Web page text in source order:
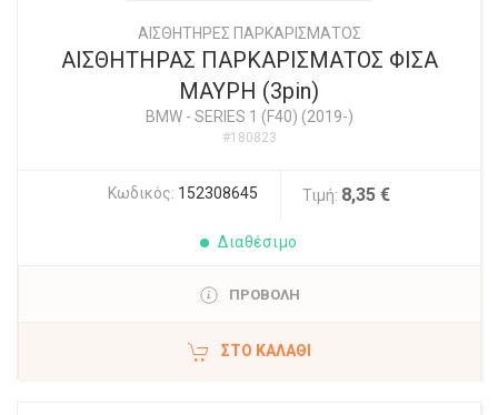
ΑΙΣΘΗΤΗΡΕΣ ΠΑΡΚΑΡΙΣΜΑΤΟΣ
ΑΙΣΘΗΤΗΡΑΣ ΠΑΡΚΑΡΙΣΜΑΤΟΣ ΦΙΣΑ
ΜΑΥΡΗ (3pin)
BMW- SERIES 1 (F40) (2019-)
#180823
Κωδικός: 152308645 Τιμή: 8,35 €
Διαθέσιμο
ΠΡΟΒΟΛΗ
ΣΤΟ ΚΑΛΆΘΙ